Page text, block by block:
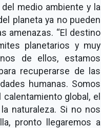
medio ambiente y la
planeta ya no pueden
amenazas. “El destino
planetarios y muy
de ellos, estamos
recuperarse de las
humanas. Somos
global, el
naturaleza. Si no nos
pronto llegaremos a